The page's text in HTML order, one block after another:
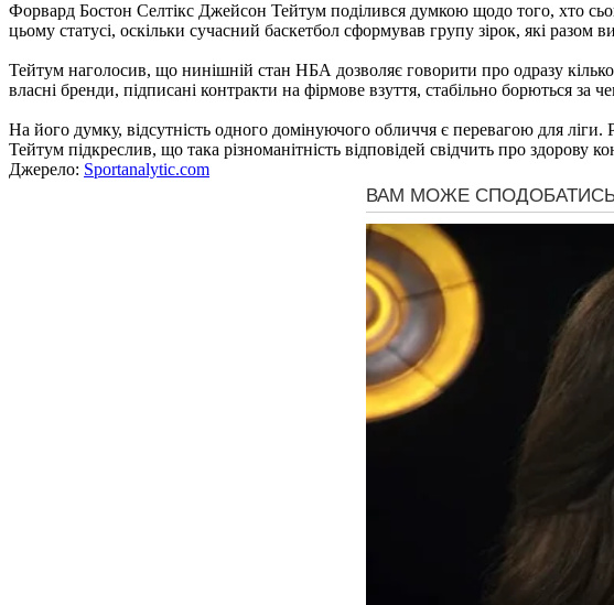
Форвард Бостон Селтікс Джейсон Тейтум поділився думкою щодо того, хто
цьому статусі, оскільки сучасний баскетбол сформував групу зірок, які разом
Тейтум наголосив, що нинішній стан НБА дозволяє говорити про одразу
власні бренди, підписані контракти на фірмове взуття, стабільно борються за
На його думку, відсутність одного домінуючого обличчя є перевагою для
Тейтум підкреслив, що така різноманітність відповідей свідчить про здорову
Джерело: Sportanalytic.com